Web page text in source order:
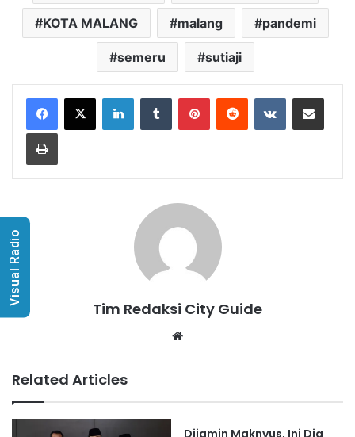
KOTA MALANG malang pandemi
semeru sutiaji
LinkedInTumblr PinterestReddit VKontakteShare via Email
Print
Tim Redaksi City Guide
Related Articles
Visual Radio